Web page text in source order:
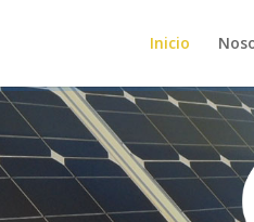
Inicio